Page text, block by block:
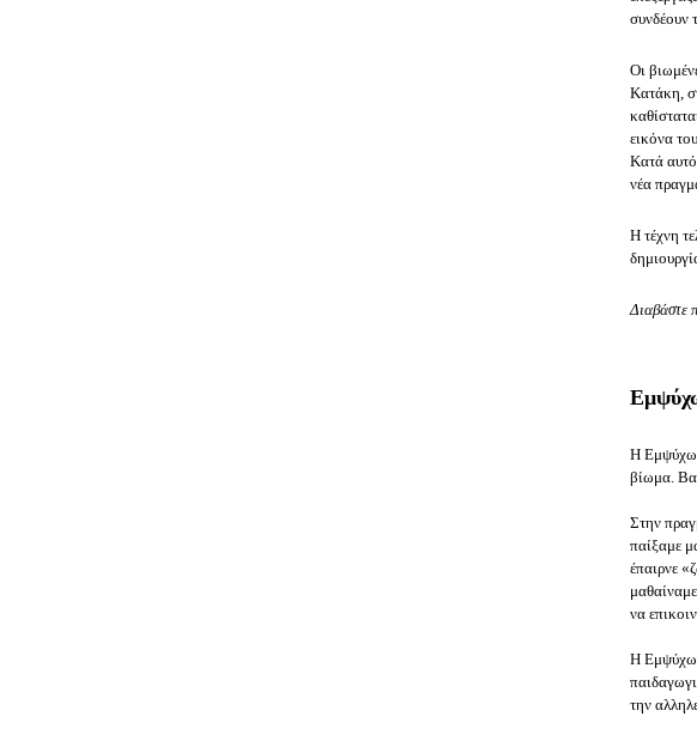
συνδέουν
Οι
Κατάκη,
εικόνα
Κατά
νέα
Η τέχνη
Διαβάστε
Η
βίωμα.
Στην
παίξαμε
έπαιρνε
να
Η
την